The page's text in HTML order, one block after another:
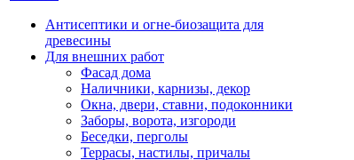
Антисептики и огне-биозащита для
древесины
Для внешних работ
Фасад дома
Наличники, карнизы, декор
Окна, двери, ставни, подоконники
Заборы, ворота, изгороди
Беседки, перголы
Террасы, настилы, причалы